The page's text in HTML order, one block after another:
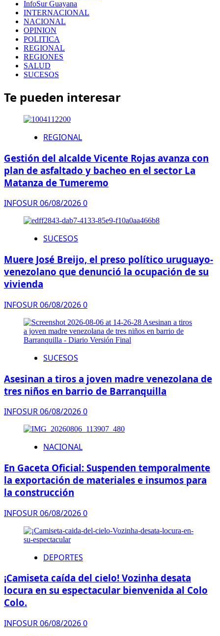
InfoSur Guayana
INTERNACIONAL
NACIONAL
OPINION
POLITICA
REGIONAL
REGIONES
SALUD
SUCESOS
Te pueden interesar
REGIONAL
Gestión del alcalde Vicente Rojas avanza con
plan de asfaltado y bacheo en el sector La
Matanza de Tumeremo
INFOSUR06/08/20260
SUCESOS
Muere José Breijo, el preso político uruguayo-
venezolano que denunció la ocupación de su
vivienda
INFOSUR06/08/20260
SUCESOS
Asesinan a tiros a joven madre venezolana de
tres niños en barrio de Barranquilla
INFOSUR06/08/20260
NACIONAL
En Gaceta Oficial: Suspenden temporalmente
la exportación de materiales e insumos para
la construcción
INFOSUR06/08/20260
DEPORTES
¡Camiseta caída del cielo! Vozinha desata
locura en su espectacular bienvenida al Colo
Colo.
INFOSUR06/08/20260